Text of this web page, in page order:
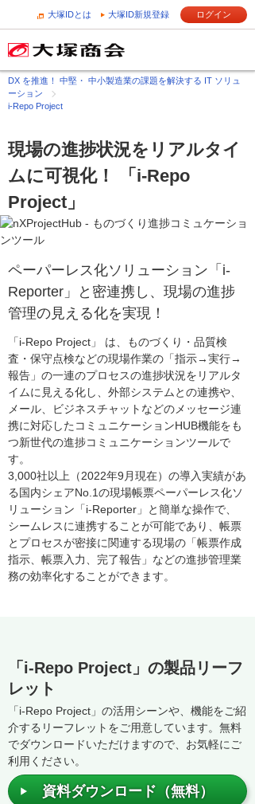
大塚IDとは 大塚ID新規登録 ログイン
DX を推進！ 中堅・ 中小製造業の課題を解決する IT ソリュ
ーション
i-Repo Project
現場の進捗状況をリアルタイ
ムに可視化！ 「i-Repo
Project」
ペーパーレス化ソリューション「i-
Reporter」と密連携し、現場の進捗
管理の見える化を実現！
「i-Repo Project」 は、ものづくり・品質検
査・保守点検などの現場作業の「指示→実行→
報告」の一連のプロセスの進捗状況をリアルタ
イムに見える化し、外部システムとの連携や、
メール、ビジネスチャットなどのメッセージ連
携に対応したコミュニケーションHUB機能をも
つ新世代の進捗コミュニケーションツールで
す。
3,000社以上（2022年9月現在）の導入実績があ
る国内シェアNo.1の現場帳票ペーパーレス化ソ
リューション「i-Reporter」と簡単な操作で、
シームレスに連携することが可能であり、帳票
とプロセスが密接に関連する現場の「帳票作成
指示、帳票入力、完了報告」などの進捗管理業
務の効率化することができます。
「i-Repo Project」の製品リーフ
レット
「i-Repo Project」の活用シーンや、機能をご紹
介するリーフレットをご用意しています。無料
でダウンロードいただけますので、お気軽にご
利用ください。
資料ダウンロード（無料）